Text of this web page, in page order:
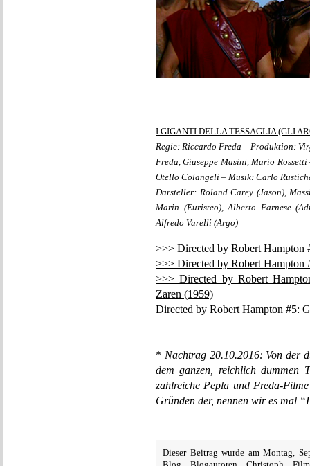
I GIGANTI DELLA TESSAGLIA (GLI
Regie: Riccardo Freda – Produktion:
Freda, Giuseppe Masini, Mario
Otello Colangeli – Musik: Carlo
Darsteller: Roland Carey (Jason),
Marin (Euristeo), Alberto Farnese
Alfredo Varelli (Argo)
>>> Directed by Robert Hampton
>>> Directed by Robert Hampton
>>> Directed by Robert
Zaren (1959)
Directed by Robert Hampton #5:
* Nachtrag 20.10.2016: Von der
dem ganzen, reichlich dummen
zahlreiche Pepla und Freda-
Gründen der, nennen wir es mal
Dieser Beitrag wurde am Montag,